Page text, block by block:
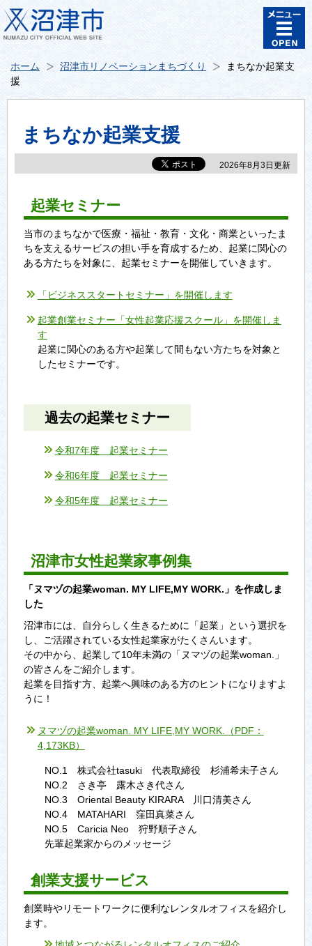
ホーム 沼津市リノベーションまちづくり
まちなか起業支
援
まちなか起業支援
2026年8月3日更新
起業セミナー
当市のまちなかで医療・福祉・教育・文化・商業といったま
ちを支えるサービスの担い手を育成するため、起業に関心の
ある方たちを対象に、起業セミナーを開催していきます。
「ビジネススタートセミナー」を開催します
起業創業セミナー「女性起業応援スクール」を開催しま
す
起業に関心のある方や起業して間もない方たちを対象と
したセミナーです。
過去の起業セミナー
令和7年度 起業セミナー
令和6年度 起業セミナー
令和5年度 起業セミナー
沼津市女性起業家事例集
「ヌマヅの起業woman. MY LIFE,MY WORK.」を作成しま
した
沼津市には、自分らしく生きるために「起業」という選択を
し、ご活躍されている女性起業家がたくさんいます。
その中から、起業して10年未満の「ヌマヅの起業woman.」
の皆さんをご紹介します。
起業を目指す方、起業へ興味のある方のヒントになりますよ
うに！
ヌマヅの起業woman. MY LIFE,MY WORK.（PDF：
4,173KB）
NO.1 株式会社tasuki 代表取締役 杉浦希未子さん
NO.2 さき亭 露木さき代さん
NO.3 Oriental Beauty KIRARA 川口清美さん
NO.4 MATAHARI 窪田真菜さん
NO.5 Caricia Neo 狩野順子さん
先輩起業家からのメッセージ
創業支援サービス
創業時やリモートワークに便利なレンタルオフィスを紹介し
ます。